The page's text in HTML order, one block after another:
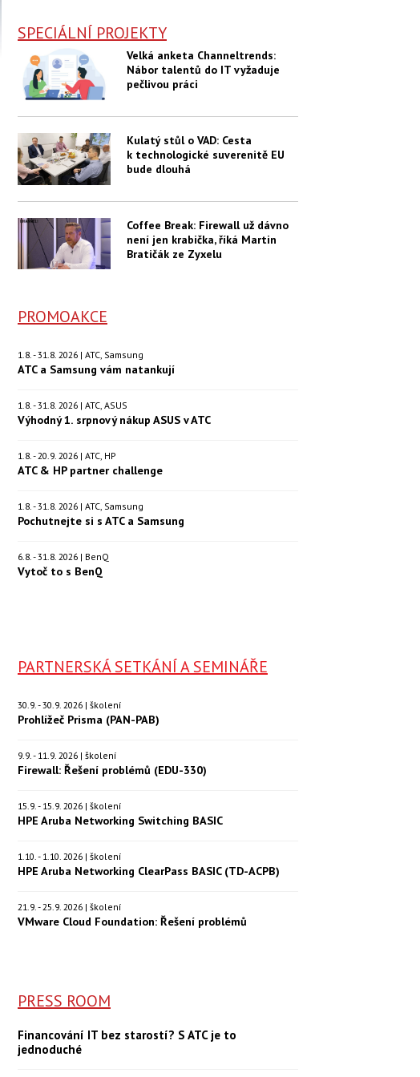
SPECIÁLNÍ PROJEKTY
Velká anketa Channeltrends:
Nábor talentů do IT vyžaduje
pečlivou práci
Kulatý stůl o VAD: Cesta
k technologické suverenitě EU
bude dlouhá
Coffee Break: Firewall už dávno
není jen krabička, říká Martin
Bratičák ze Zyxelu
PROMOAKCE
1.8. - 31.8. 2026 | ATC, Samsung
ATC a Samsung vám natankují
1.8. - 31.8. 2026 | ATC, ASUS
Výhodný 1. srpnový nákup ASUS v ATC
1.8. - 20.9. 2026 | ATC, HP
ATC & HP partner challenge
1.8. - 31.8. 2026 | ATC, Samsung
Pochutnejte si s ATC a Samsung
6.8. - 31.8. 2026 | BenQ
Vytoč to s BenQ
PARTNERSKÁ SETKÁNÍ A SEMINÁŘE
30.9. - 30.9. 2026 | školení
Prohlížeč Prisma (PAN-PAB)
9.9. - 11.9. 2026 | školení
Firewall: Řešení problémů (EDU-330)
15.9. - 15.9. 2026 | školení
HPE Aruba Networking Switching BASIC
1.10. - 1.10. 2026 | školení
HPE Aruba Networking ClearPass BASIC (TD-ACPB)
21.9. - 25.9. 2026 | školení
VMware Cloud Foundation: Řešení problémů
PRESS ROOM
Financování IT bez starostí? S ATC je to
jednoduché